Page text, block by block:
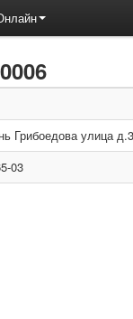
Грибоедова улица
03